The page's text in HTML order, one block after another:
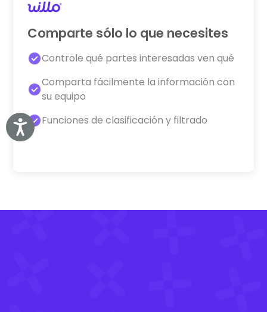
Accessibility
Comparte sólo lo que necesites
Controle qué partes interesadas ven qué
Comparta fácilmente la información con
su equipo
Funciones de clasificación y filtrado